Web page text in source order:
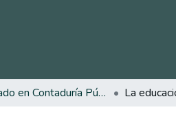
Pregrado en Contaduría Pública